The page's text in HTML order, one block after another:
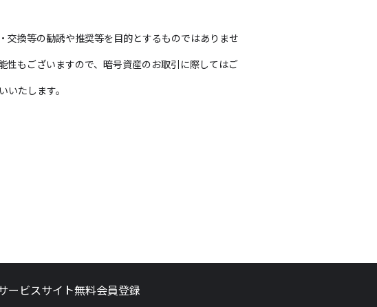
換等の勧誘や推奨等を目的とするものではありませ
もございますので、暗号資産のお取引に際してはご
いたします。
ービスサイト無料会員登録